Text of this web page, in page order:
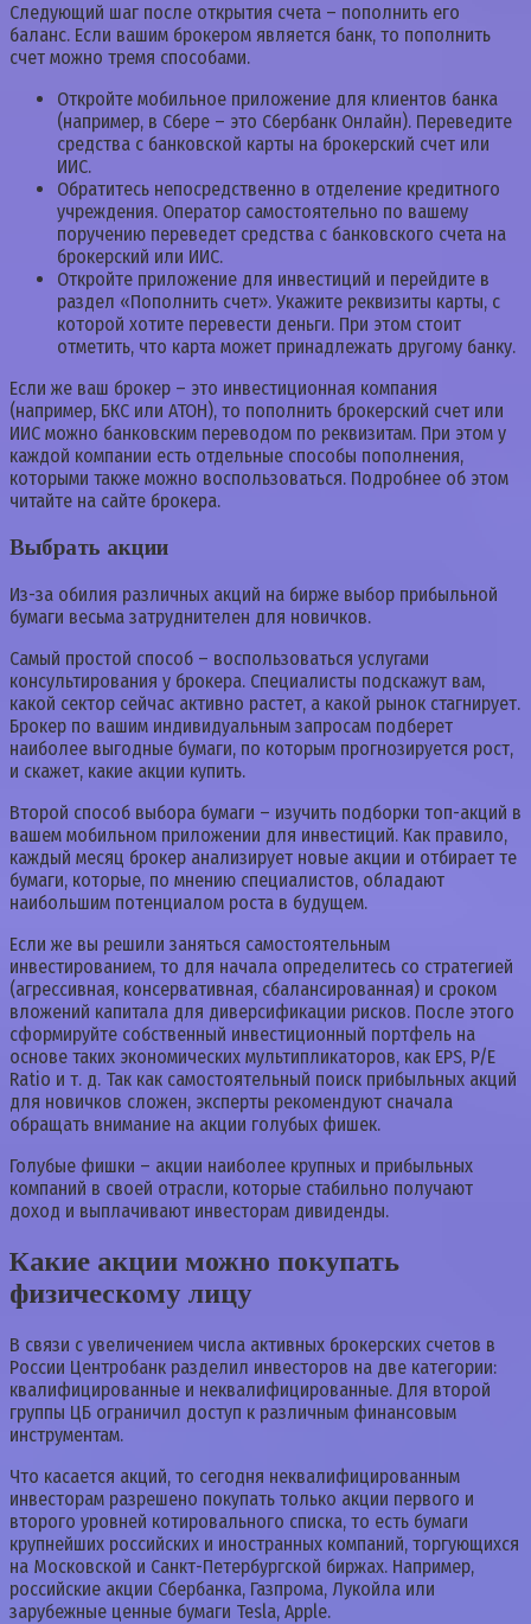
Следующий шаг после открытия счета – пополнить его
баланс. Если вашим брокером является банк, то пополнить
счет можно тремя способами.
Откройте мобильное приложение для клиентов банка
(например, в Сбере – это Сбербанк Онлайн). Переведите
средства с банковской карты на брокерский счет или
ИИС.
Обратитесь непосредственно в отделение кредитного
учреждения. Оператор самостоятельно по вашему
поручению переведет средства с банковского счета на
брокерский или ИИС.
Откройте приложение для инвестиций и перейдите в
раздел «Пополнить счет». Укажите реквизиты карты, с
которой хотите перевести деньги. При этом стоит
отметить, что карта может принадлежать другому банку.
Если же ваш брокер – это инвестиционная компания
(например, БКС или АТОН), то пополнить брокерский счет или
ИИС можно банковским переводом по реквизитам. При этом у
каждой компании есть отдельные способы пополнения,
которыми также можно воспользоваться. Подробнее об этом
читайте на сайте брокера.
Выбрать акции
Из-за обилия различных акций на бирже выбор прибыльной
бумаги весьма затруднителен для новичков.
Самый простой способ – воспользоваться услугами
консультирования у брокера. Специалисты подскажут вам,
какой сектор сейчас активно растет, а какой рынок стагнирует.
Брокер по вашим индивидуальным запросам подберет
наиболее выгодные бумаги, по которым прогнозируется рост,
и скажет, какие акции купить.
Второй способ выбора бумаги – изучить подборки топ-акций в
вашем мобильном приложении для инвестиций. Как правило,
каждый месяц брокер анализирует новые акции и отбирает те
бумаги, которые, по мнению специалистов, обладают
наибольшим потенциалом роста в будущем.
Если же вы решили заняться самостоятельным
инвестированием, то для начала определитесь со стратегией
(агрессивная, консервативная, сбалансированная) и сроком
вложений капитала для диверсификации рисков. После этого
сформируйте собственный инвестиционный портфель на
основе таких экономических мультипликаторов, как EPS, P/E
Ratio и т. д. Так как самостоятельный поиск прибыльных акций
для новичков сложен, эксперты рекомендуют сначала
обращать внимание на акции голубых фишек.
Голубые фишки – акции наиболее крупных и прибыльных
компаний в своей отрасли, которые стабильно получают
доход и выплачивают инвесторам дивиденды.
Какие акции можно покупать
физическому лицу
В связи с увеличением числа активных брокерских счетов в
России Центробанк разделил инвесторов на две категории:
квалифицированные и неквалифицированные. Для второй
группы ЦБ ограничил доступ к различным финансовым
инструментам.
Что касается акций, то сегодня неквалифицированным
инвесторам разрешено покупать только акции первого и
второго уровней котировального списка, то есть бумаги
крупнейших российских и иностранных компаний, торгующихся
на Московской и Санкт-Петербургской биржах. Например,
российские акции Сбербанка, Газпрома, Лукойла или
зарубежные ценные бумаги Tesla, Apple.